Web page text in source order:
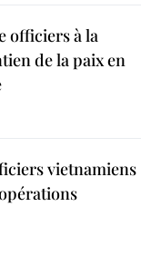
officiers à la
de la paix en
vietnamiens